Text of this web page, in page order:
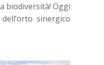
biodiversità! Oggi
sinergico